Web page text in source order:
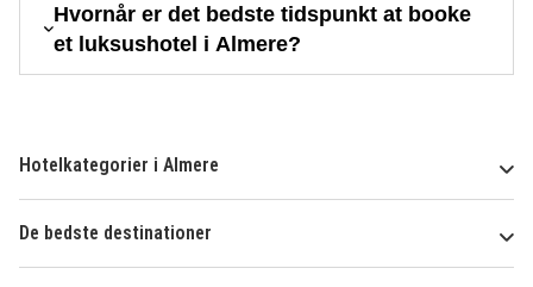
Hvornår er det bedste tidspunkt at booke
et luksushotel i Almere?
Hotelkategorier i Almere
De bedste destinationer